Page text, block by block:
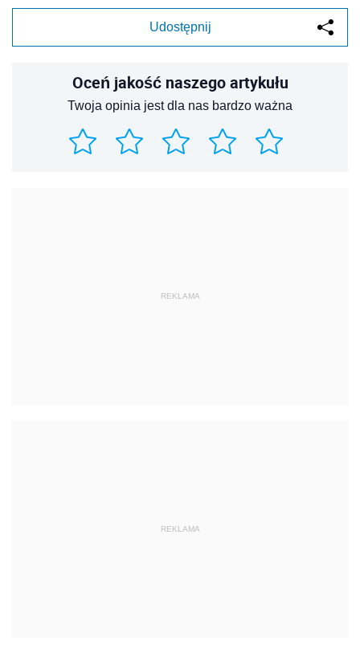
Udostępnij
Oceń jakość naszego artykułu
Twoja opinia jest dla nas bardzo ważna
REKLAMA
REKLAMA